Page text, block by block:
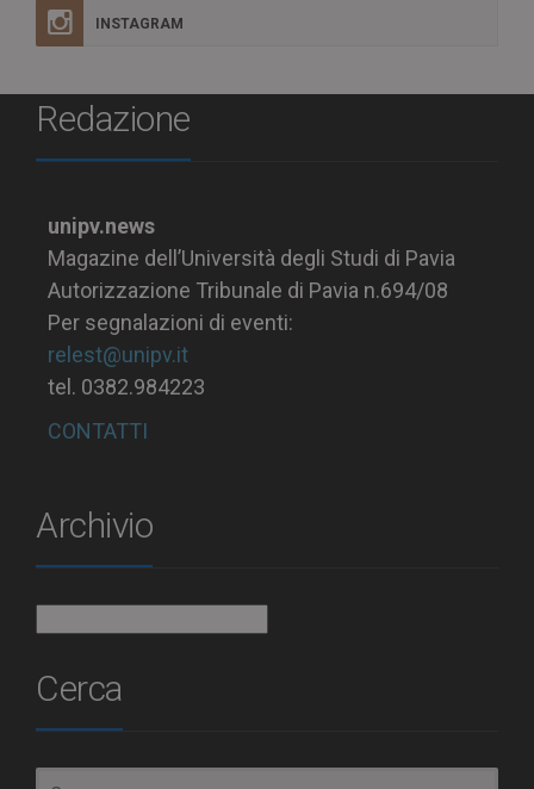
INSTAGRAM
Redazione
unipv.news
Magazine dell’Università degli Studi di Pavia
Autorizzazione Tribunale di Pavia n.694/08
Per segnalazioni di eventi:
relest@unipv.it
tel. 0382.984223
CONTATTI
Archivio
Cerca